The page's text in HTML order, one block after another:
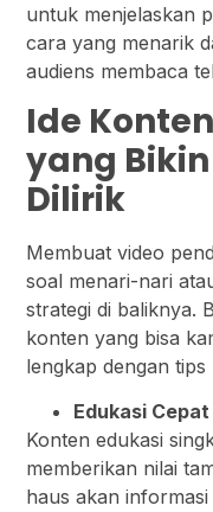
untuk menjelaskan
cara yang menarik
audiens membaca
Ide
yang
Dilirik
Membuat video
soal menari-nari
strategi di baliknya.
konten yang bisa
lengkap dengan
Edukasi
Konten edukasi
memberikan nilai
haus akan